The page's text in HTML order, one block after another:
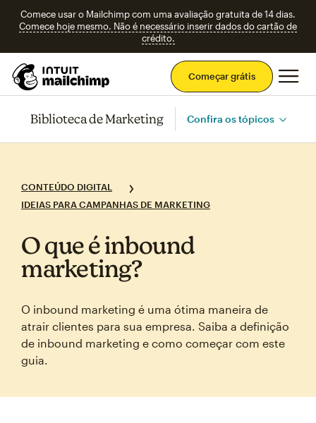
Comece usar o Mailchimp com uma avaliação gratuita de 14 dias.
Comece hoje mesmo. Não é necessário inserir dados do cartão de
crédito.
Começar grátis
Biblioteca de Marketing Confira os tópicos
CONTEÚDO DIGITAL
IDEIAS PARA CAMPANHAS DE MARKETING
O que é inbound
marketing?
O inbound marketing é uma ótima maneira de
atrair clientes para sua empresa. Saiba a definição
de inbound marketing e como começar com este
guia.